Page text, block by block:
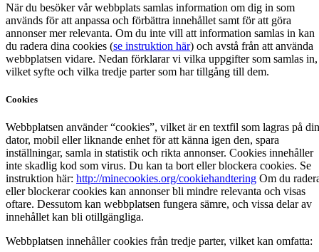
När du besöker vår webbplats samlas information om dig in som
används för att anpassa och förbättra innehållet samt för att göra
annonser mer relevanta. Om du inte vill att information samlas in kan
du radera dina cookies (se instruktion här) och avstå från att använda
webbplatsen vidare. Nedan förklarar vi vilka uppgifter som samlas
vilket syfte och vilka tredje parter som har tillgång till dem.
Cookies
Webbplatsen använder “cookies”, vilket är en textfil som lagras på din
dator, mobil eller liknande enhet för att känna igen den, spara
inställningar, samla in statistik och rikta annonser. Cookies innehåller
inte skadlig kod som virus. Du kan ta bort eller blockera cookies. Se
instruktion här: http://minecookies.org/cookiehandtering Om du
eller blockerar cookies kan annonser bli mindre relevanta och visas
oftare. Dessutom kan webbplatsen fungera sämre, och vissa delar av
innehållet kan bli otillgängliga.
Webbplatsen innehåller cookies från tredje parter, vilket kan omfatta: